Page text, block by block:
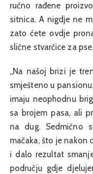
ručno rađene
sitnica. A nigdje ne
zato ćete ovdje
slične stvarčice za pse.
„Na našoj brizi je
smješteno u
imaju neophodnu
sa brojem pasa, ali
na dug. Sedmično
mačaka, što je nakon
i dalo rezultat
području gdje